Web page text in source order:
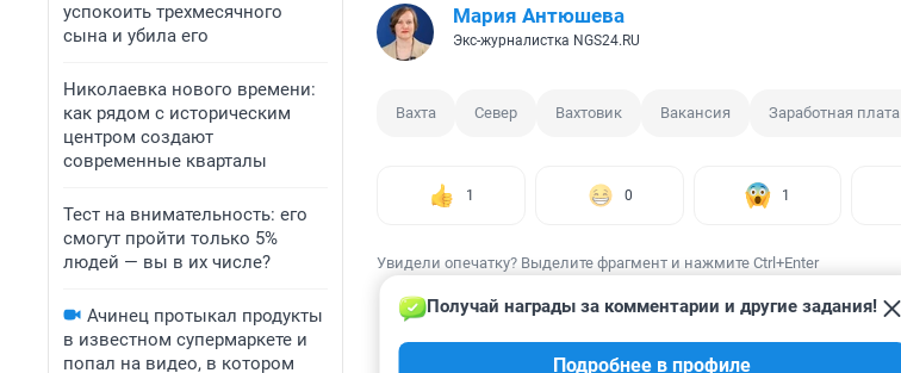
успокоить трехмесячного
сына и убила его
Николаевка нового времени:
как рядом с историческим
центром создают
современные кварталы
Тест на внимательность: его
смогут пройти только 5%
людей — вы в их числе?
Ачинец протыкал продукты
в известном супермаркете и
попал на видео, в котором
Мария Антюшева
Экс-журналистка NGS24.RU
Вахта Север Вахтовик Вакансия Заработная плата
1 0 1
Увидели опечатку? Выделите фрагмент и нажмите Ctrl+Enter
Получай награды за комментарии и другие задания!
Подробнее в профиле